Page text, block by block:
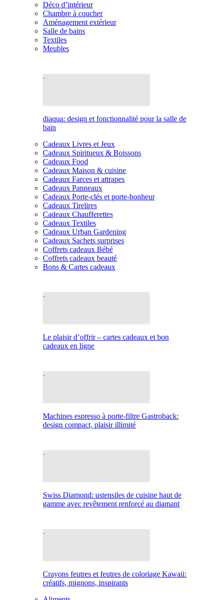
Déco d’intérieur
Chambre à coucher
Aménagement extérieur
Salle de bains
Textiles
Meubles
diaqua: design et fonctionnalité pour la salle de
bain
Cadeaux Livres et Jeux
Cadeaux Spiritueux & Boissons
Cadeaux Food
Cadeaux Maison & cuisine
Cadeaux Farces et attrapes
Cadeaux Panneaux
Cadeaux Porte-clés et porte-bonheur
Cadeaux Tirelires
Cadeaux Chaufferettes
Cadeaux Textiles
Cadeaux Urban Gardening
Cadeaux Sachets surprises
Coffrets cadeaux Bébé
Coffrets cadeaux beauté
Bons & Cartes cadeaux
Le plaisir d’offrir – cartes cadeaux et bon
cadeaux en ligne
Machines espresso à porte-filtre Gastroback:
design compact, plaisir illimité
Swiss Diamond: ustensiles de cuisine haut de
gamme avec revêtement renforcé au diamant
Crayons feutres et feutres de coloriage Kawaii:
créatifs, mignons, inspirants